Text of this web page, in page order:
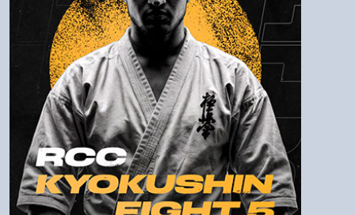
Пароль
Войти
Напомнить пароль
Регистрация